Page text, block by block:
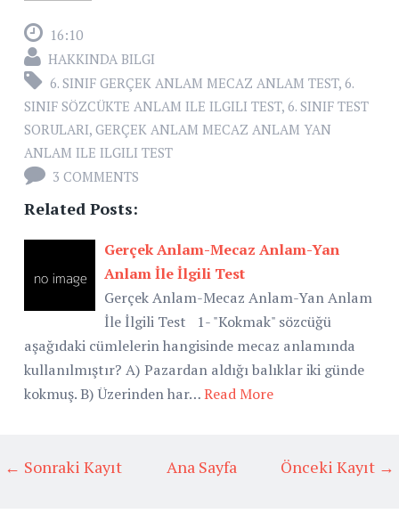
16:10
HAKKINDA BILGI
6. SINIF GERÇEK ANLAM MECAZ ANLAM TEST, 6.
SINIF SÖZCÜKTE ANLAM ILE ILGILI TEST, 6. SINIF TEST
SORULARI, GERÇEK ANLAM MECAZ ANLAM YAN
ANLAM ILE ILGILI TEST
3 COMMENTS
Related Posts:
Gerçek Anlam-Mecaz Anlam-Yan
Anlam İle İlgili Test
Gerçek Anlam-Mecaz Anlam-Yan Anlam
İle İlgili Test 1- "Kokmak" sözcüğü
aşağıdaki cümlelerin hangisinde mecaz anlamında
kullanılmıştır? A) Pazardan aldığı balıklar iki günde
kokmuş. B) Üzerinden har…Read More
← Sonraki Kayıt Önceki Kayıt →
Ana Sayfa